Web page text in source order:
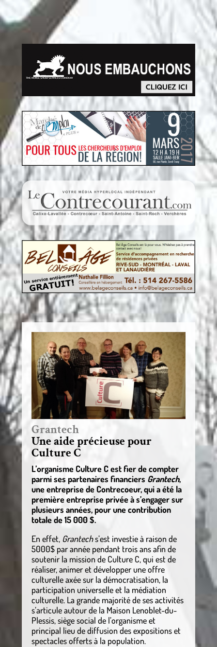
Grantech
Une aide précieuse pour
Culture C
L’organisme Culture C est fier de compter
parmi ses partenaires financiers Grantech,
une entreprise de Contrecoeur, qui a été la
première entreprise privée à s’engager sur
plusieurs années, pour une contribution
totale de 15 000 $.
En effet, Grantechs’est investie à raison de
5000$ par année pendant trois ans afin de
soutenir la mission de Culture C, qui est de
réaliser, animer et développer une offre
culturelle axée sur la démocratisation, la
participation universelle et la médiation
culturelle. La grande majorité de ses activités
s’articule autour de la Maison Lenoblet-du-
Plessis, siège social de l’organisme et
principal lieu de diffusion des expositions et
spectacles offerts à la population.